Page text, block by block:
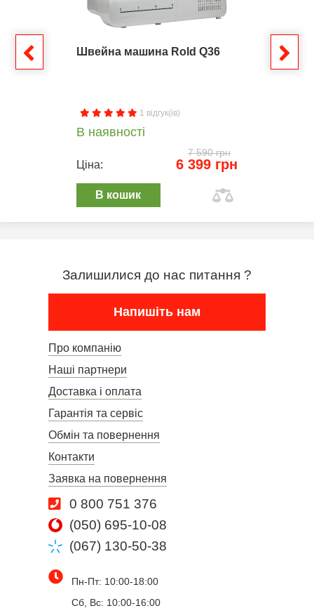
Швейна машина Rold Q36
1 відгук(ів)
В наявності
7 590 грн
Ціна: 6 399 грн
В кошик
Залишилися до нас питання ?
Напишіть нам
Про компанію
Наші партнери
Доставка і оплата
Гарантія та сервіс
Обмін та повернення
Контакти
Заявка на повернення
0 800 751 376
(050) 695-10-08
(067) 130-50-38
Пн-Пт: 10:00-18:00
Сб, Вс: 10:00-16:00